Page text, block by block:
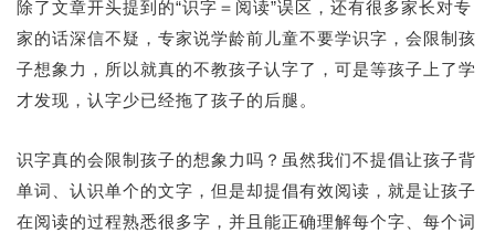
除了文章开头提到的“识字＝阅读”误区，还有很多家长对专
家的话深信不疑，专家说学龄前儿童不要学识字，会限制孩
子想象力，所以就真的不教孩子认字了，可是等孩子上了学
才发现，认字少已经拖了孩子的后腿。
识字真的会限制孩子的想象力吗？虽然我们不提倡让孩子背
单词、认识单个的文字，但是却提倡有效阅读，就是让孩子
在阅读的过程熟悉很多字，并且能正确理解每个字、每个词